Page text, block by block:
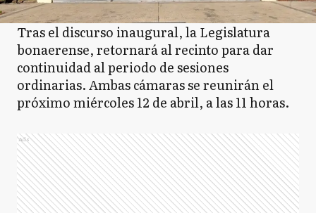
Tras el discurso inaugural, la Legislatura
bonaerense, retornará al recinto para dar
continuidad al periodo de sesiones
ordinarias. Ambas cámaras se reunirán el
próximo miércoles 12 de abril, a las 11 horas.
Ads